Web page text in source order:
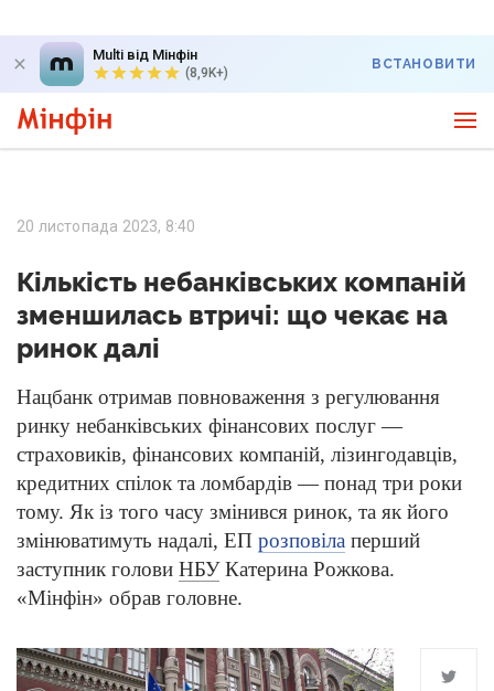
Multi від Мінфін
(8,9K+)
ВСТАНОВИТИ
20 листопада 2023, 8:40
Кількість небанківських компаній
зменшилась втричі: що чекає на
ринок далі
Нацбанк отримав повноваження з регулювання
ринку небанківських фінансових послуг —
страховиків, фінансових компаній, лізингодавців,
кредитних спілок та ломбардів — понад три роки
тому. Як із того часу змінився ринок, та як його
змінюватимуть надалі, ЕП розповіла перший
заступник голови НБУКатерина Рожкова.
«Мінфін» обрав головне.